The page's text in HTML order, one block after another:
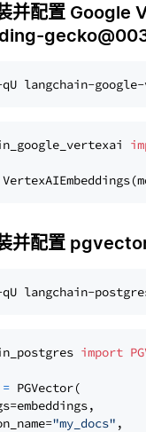
并配置 Google
并配置
import
= PGVector(
"my_docs" ,